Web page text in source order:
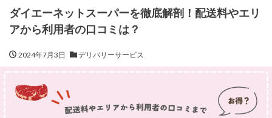
ダイエーネットスーパーを徹底解剖！配送料やエリ
アから利用者の口コミは？
2024年7月3日 デリバリーサービス